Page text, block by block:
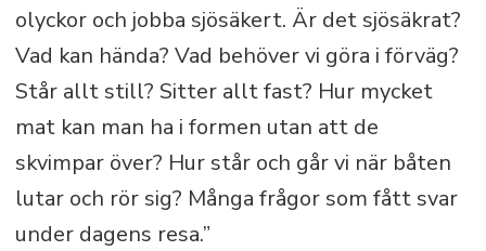
olyckor och jobba sjösäkert. Är det sjösäkrat?
Vad kan hända? Vad behöver vi göra i förväg?
Står allt still? Sitter allt fast? Hur mycket
mat kan man ha i formen utan att de
skvimpar över? Hur står och går vi när båten
lutar och rör sig? Många frågor som fått svar
under dagens resa.”